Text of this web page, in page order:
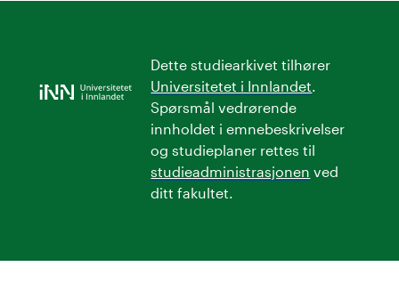
Dette studiearkivet tilhører
Universitetet i Innlandet
Spørsmål vedrørende
innholdet i emnebeskrivelser
og studieplaner rettes til
studieadministrasjonen ved
ditt fakultet.